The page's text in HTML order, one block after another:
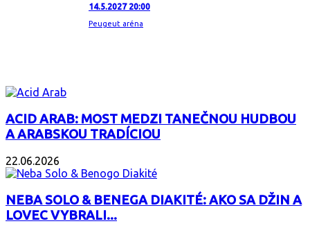
14.5.2027 20:00
Peugeut aréna
ACID ARAB: MOST MEDZI TANEČNOU HUDBOU
A ARABSKOU TRADÍCIOU
22.06.2026
NEBA SOLO & BENEGA DIAKITÉ: AKO SA DŽIN A
LOVEC VYBRALI...